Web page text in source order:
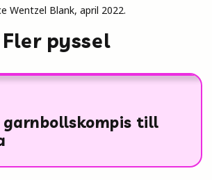
Wentzel Blank, april 2022.
Fler pyssel
garnbollskompis till